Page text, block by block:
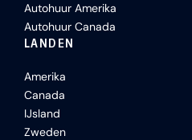
Autohuur Amerika
Autohuur Canada
LANDEN
Amerika
Canada
IJsland
Zweden